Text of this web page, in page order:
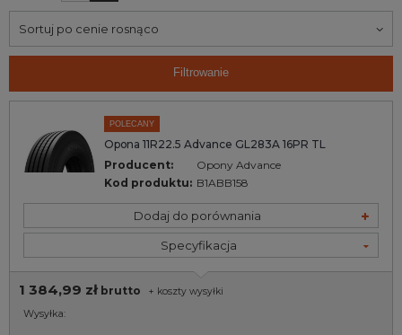
Producent
Nośność
Wyszukaj
Sortuj po cenie rosnąco
Filtrowanie
POLECANY
Opona 11R22.5 Advance GL283A 16PR TL
Producent:
Opony Advance
Kod produktu: B1ABB158
Dodaj do porównania
Specyfikacja
1 384,99 zł brutto + koszty wysyłki
Wysyłka: